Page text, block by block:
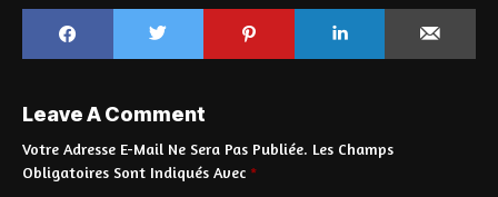
Leave A Comment
Votre Adresse E-Mail Ne Sera Pas Publiée. Les Champs
Obligatoires Sont Indiqués Avec *